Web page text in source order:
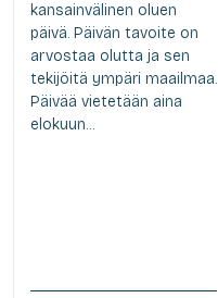
kansainvälinen oluen
päivä. Päivän tavoite on
arvostaa olutta ja sen
tekijöitä ympäri maailmaa.
Päivää vietetään aina
elokuun...